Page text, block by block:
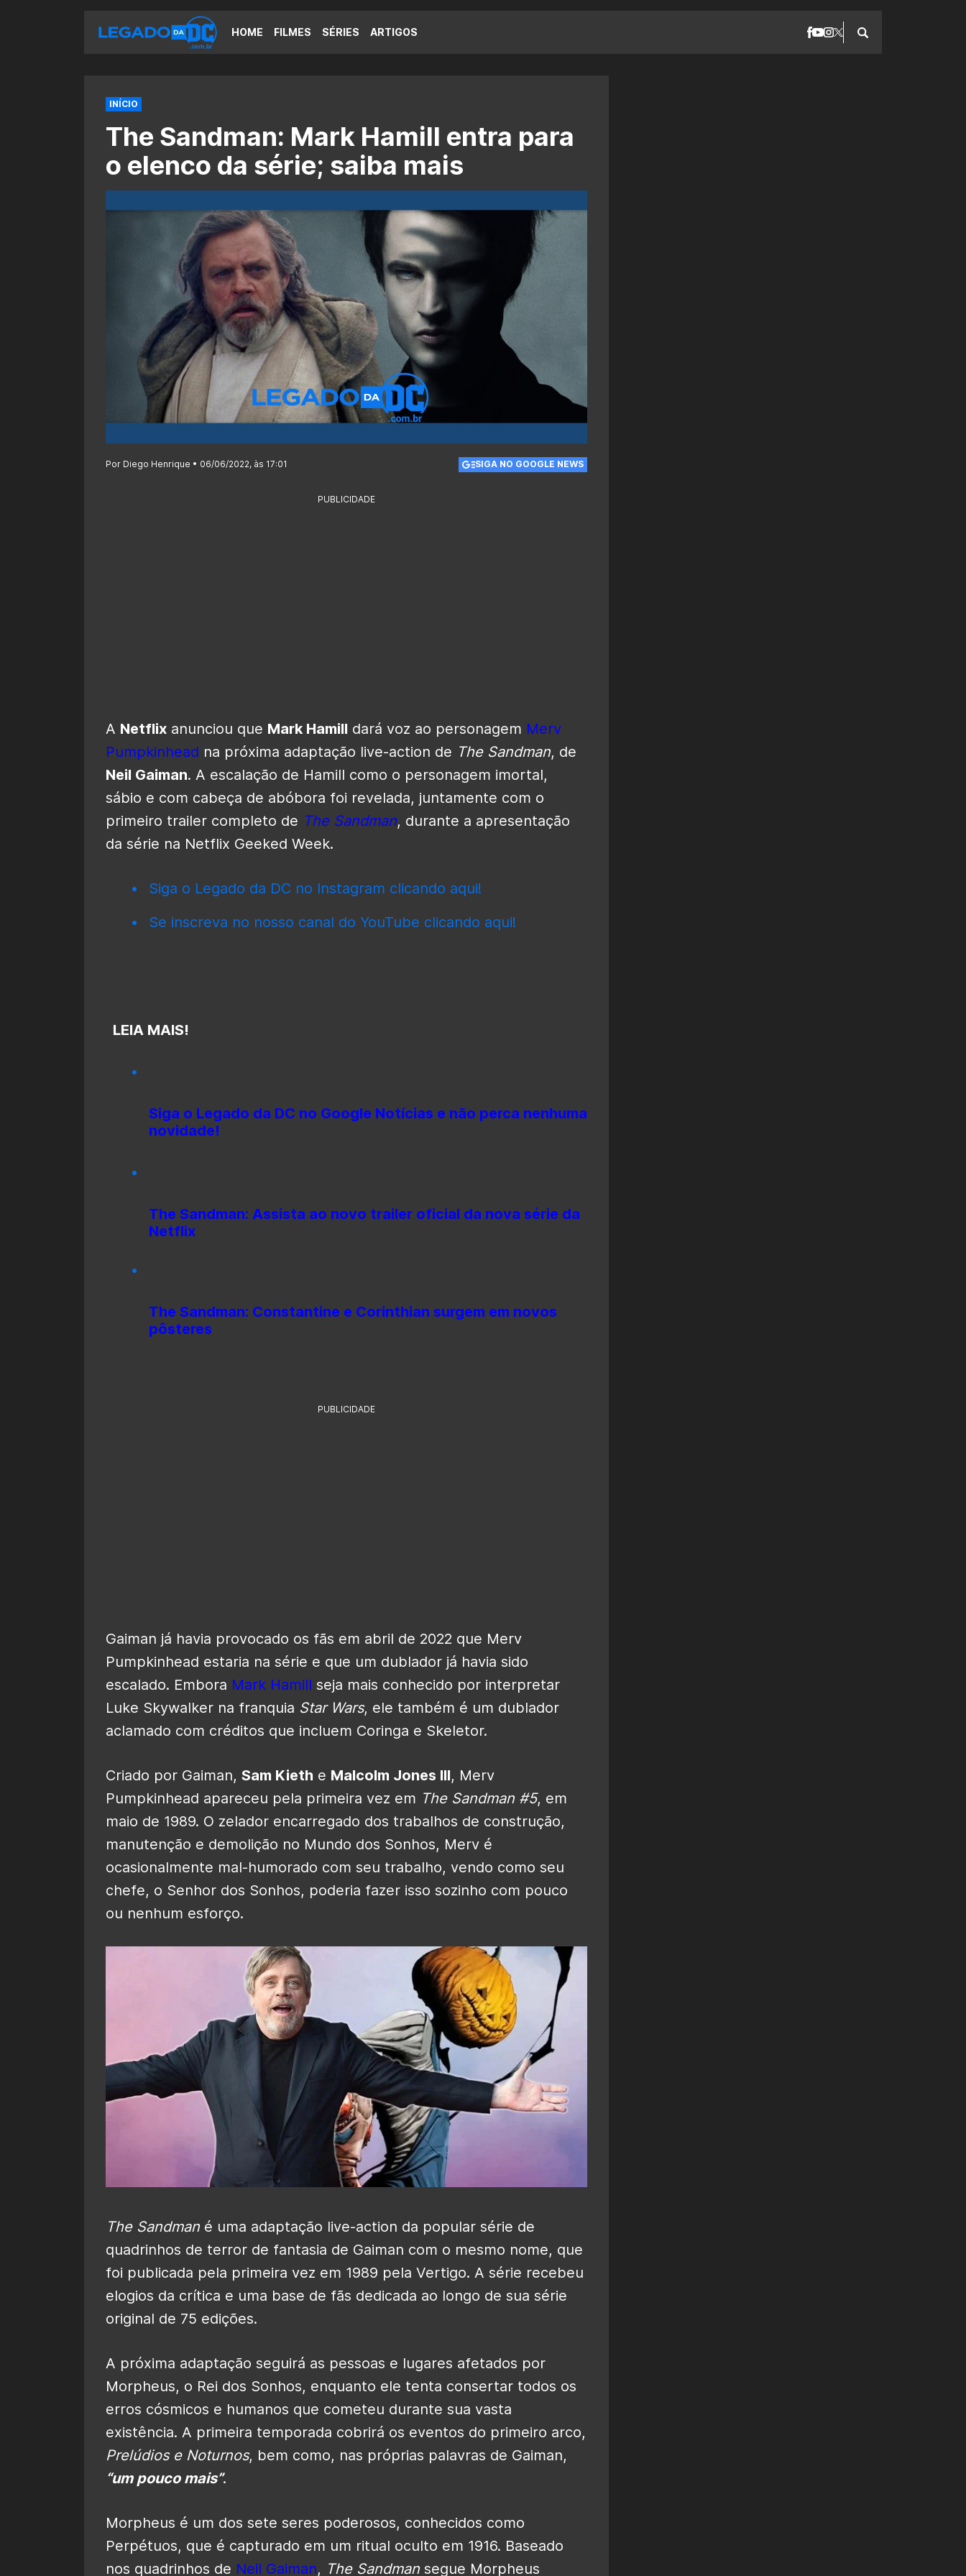
HOME FILMES SÉRIES ARTIGOS
INÍCIO
The Sandman: Mark Hamill entra para
o elenco da série; saiba mais
Por Diego Henrique • 06/06/2022, às 17:01 SIGA NO GOOGLE NEWS
PUBLICIDADE
A Netflix anunciou que Mark Hamill dará voz ao personagem Merv
Pumpkinhead na próxima adaptação live-action de The Sandman, de
Neil Gaiman. A escalação de Hamill como o personagem imortal,
sábio e com cabeça de abóbora foi revelada, juntamente com o
primeiro trailer completo de The Sandman, durante a apresentação
da série na Netflix Geeked Week.
Siga o Legado da DC no Instagram clicando aqui!
Se inscreva no nosso canal do YouTube clicando aqui!
LEIA MAIS!
Siga o Legado da DC no Google Notícias e não perca nenhuma
novidade!
The Sandman: Assista ao novo trailer oficial da nova série da
Netflix
The Sandman: Constantine e Corinthian surgem em novos
pôsteres
PUBLICIDADE
Gaiman já havia provocado os fãs em abril de 2022 que Merv
Pumpkinhead estaria na série e que um dublador já havia sido
escalado. Embora Mark Hamill seja mais conhecido por interpretar
Luke Skywalker na franquia Star Wars, ele também é um dublador
aclamado com créditos que incluem Coringa e Skeletor.
Criado por Gaiman, Sam Kieth e Malcolm Jones III, Merv
Pumpkinhead apareceu pela primeira vez em The Sandman #5, em
maio de 1989. O zelador encarregado dos trabalhos de construção,
manutenção e demolição no Mundo dos Sonhos, Merv é
ocasionalmente mal-humorado com seu trabalho, vendo como seu
chefe, o Senhor dos Sonhos, poderia fazer isso sozinho com pouco
ou nenhum esforço.
The Sandman é uma adaptação live-action da popular série de
quadrinhos de terror de fantasia de Gaiman com o mesmo nome, que
foi publicada pela primeira vez em 1989 pela Vertigo. A série recebeu
elogios da crítica e uma base de fãs dedicada ao longo de sua série
original de 75 edições.
A próxima adaptação seguirá as pessoas e lugares afetados por
Morpheus, o Rei dos Sonhos, enquanto ele tenta consertar todos os
erros cósmicos e humanos que cometeu durante sua vasta
existência. A primeira temporada cobrirá os eventos do primeiro arco,
Prelúdios e Noturnos, bem como, nas próprias palavras de Gaiman,
“um pouco mais”.
Morpheus é um dos sete seres poderosos, conhecidos como
Perpétuos, que é capturado em um ritual oculto em 1916. Baseado
nos quadrinhos de Neil Gaiman, The Sandman segue Morpheus